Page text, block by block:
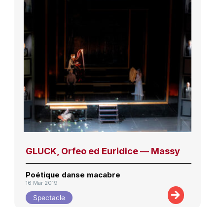
GLUCK, Orfeo ed Euridice — Massy
Poétique danse macabre
16 Mar 2019
Spectacle